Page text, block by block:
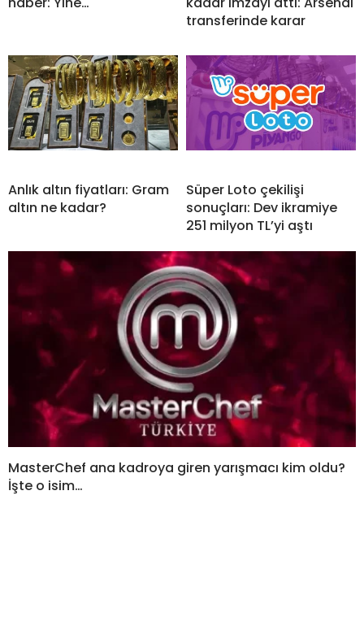
transferinde karar
Anlık altın fiyatları: Gram
altın ne kadar?
Süper Loto çekilişi
sonuçları: Dev ikramiye
251 milyon TL’yi aştı
MasterChef ana kadroya giren yarışmacı kim oldu?
İşte o isim…